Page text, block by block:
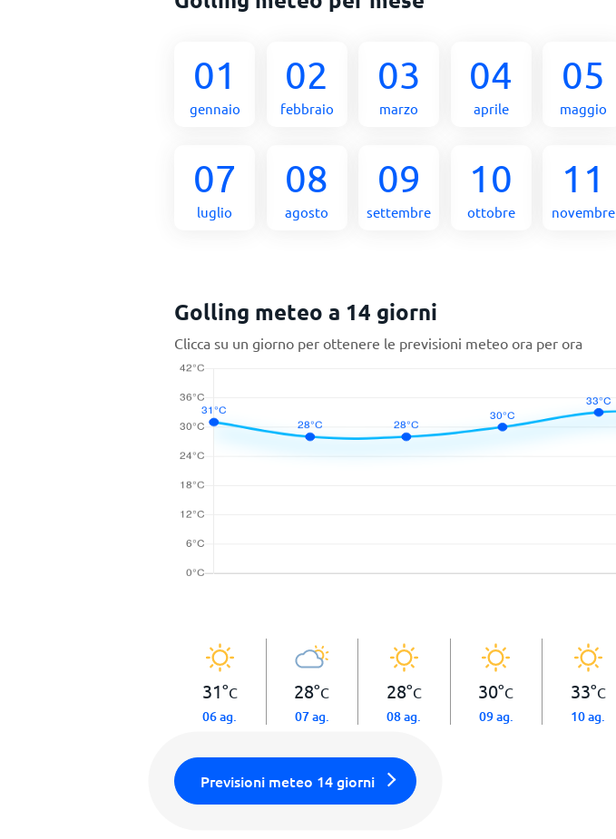
01
gennaio
02
febbraio
03
marzo
04
aprile
05
maggio
07
luglio
08
agosto
09
settembre
10
ottobre
11
novembre
Golling meteo a 14 giorni
Clicca su un giorno per ottenere le previsioni meteo ora per ora
31°C
06 ag.
28°C
07 ag.
28°C
08 ag.
30°C
09 ag.
33°C
10 ag.
Previsioni meteo 14 giorni